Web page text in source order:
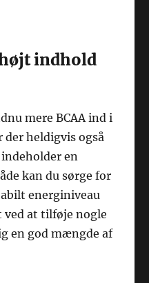
indhold
mere BCAA ind i
der heldigvis også
en
kan du sørge for
energiniveau
ved at tilføje nogle
en god mængde af